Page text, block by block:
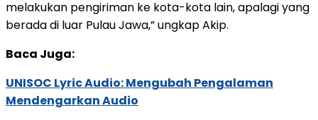
melakukan pengiriman ke kota-kota lain, apalagi yang
berada di luar Pulau Jawa,” ungkap Akip.
Baca Juga:
UNISOC Lyric Audio: Mengubah Pengalaman
Mendengarkan Audio